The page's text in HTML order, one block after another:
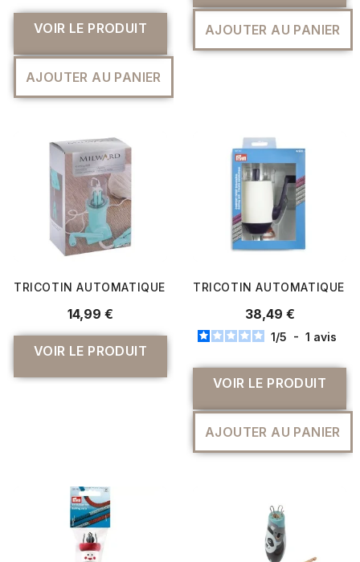
VOIR LE PRODUIT
AJOUTER AU PANIER
AJOUTER AU PANIER
TRICOTIN AUTOMATIQUE À MANIVELLE (KNITTING MILL)
14,99 €
VOIR LE PRODUIT
TRICOTIN AUTOMATIQUE
38,49 €
1/5 - 1 avis
VOIR LE PRODUIT
AJOUTER AU PANIER